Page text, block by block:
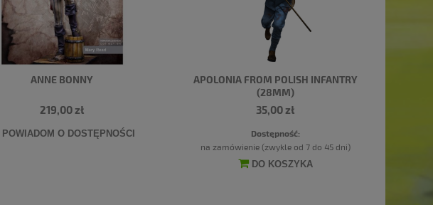
ANNE BONNY
219,00 zł
POWIADOM O DOSTĘPNOŚCI
APOLONIA FROM POLISH INFANTRY
(28MM)
35,00 zł
Dostępność:
na zamówienie (zwykle od 7 do 45 dni)
DO KOSZYKA